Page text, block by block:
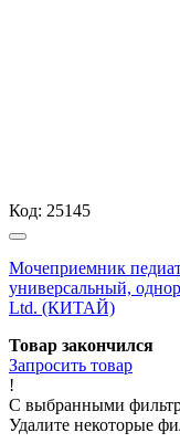
Код: 25145
Мочеприемник
универсальный,
Ltd. (КИТАЙ)
Товар закончился
Запросить товар
!
С выбранными
Удалите некоторые